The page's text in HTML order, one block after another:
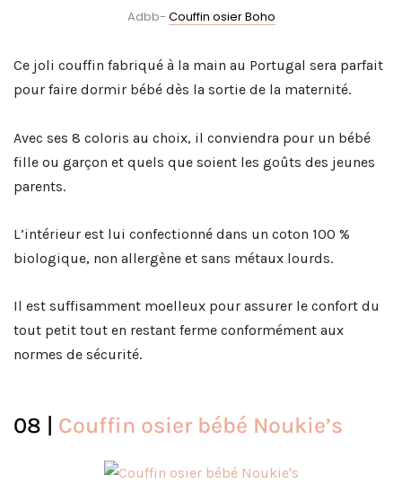
Adbb- Couffin osier Boho
Ce joli couffin fabriqué à la main au Portugal sera parfait
pour faire dormir bébé dès la sortie de la maternité.
Avec ses 8 coloris au choix, il conviendra pour un bébé
fille ou garçon et quels que soient les goûts des jeunes
parents.
L’intérieur est lui confectionné dans un coton 100 %
biologique, non allergène et sans métaux lourds.
Il est suffisamment moelleux pour assurer le confort du
tout petit tout en restant ferme conformément aux
normes de sécurité.
08 | Couffin osier bébé Noukie’s